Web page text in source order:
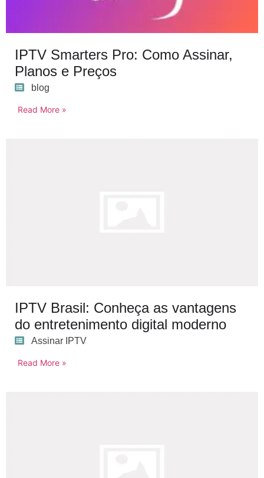
IPTV Smarters Pro: Como Assinar,
Planos e Preços
blog
Read More »
IPTV Brasil: Conheça as vantagens
do entretenimento digital moderno
Assinar IPTV
Read More »